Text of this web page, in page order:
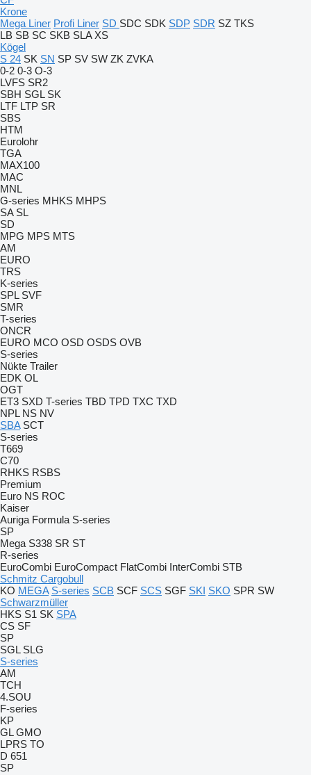
Krone
Mega Liner Profi Liner SD SDC SDK SDP SDR SZ TKS
LB SB SC SKB SLA XS
Kögel
S 24 SK SN SP SV SW ZK ZVKA
0-2 0-3 O-3
LVFS SR2
SBH SGL SK
LTF LTP SR
SBS
HTM
Eurolohr
TGA
MAX100
MAC
MNL
G-series MHKS MHPS
SA SL
SD
MPG MPS MTS
AM
EURO
TRS
K-series
SPL SVF
SMR
T-series
ONCR
EURO MCO OSD OSDS OVB
S-series
Nükte Trailer
EDK OL
OGT
ET3 SXD T-series TBD TPD TXC TXD
NPL NS NV
SBA SCT
S-series
T669
C70
RHKS RSBS
Premium
Euro NS ROC
Kaiser
Auriga Formula S-series
SP
Mega S338 SR ST
R-series
EuroCombi EuroCompact FlatCombi InterCombi STB
Schmitz Cargobull
KO MEGA S-series SCB SCF SCS SGF SKI SKO SPR SW
Schwarzmüller
HKS S1 SK SPA
CS SF
SP
SGL SLG
S-series
AM
TCH
4.SOU
F-series
KP
GL GMO
LPRS TO
D 651
SP